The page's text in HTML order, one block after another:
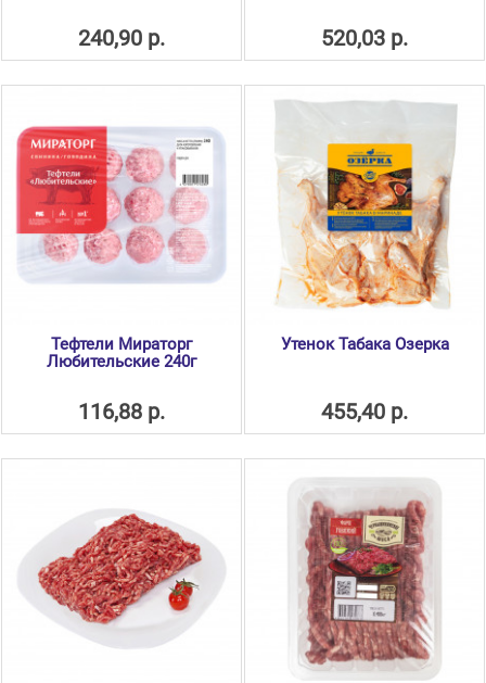
240,90 р. 520,03 р.
Тефтели Мираторг
Любительские 240г
116,88 р.
Утенок Табака Озерка
455,40 р.